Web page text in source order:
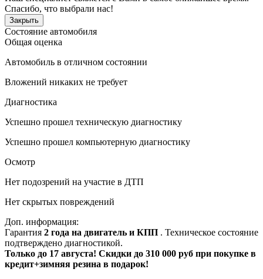
Спасибо, что выбрали нас!
Закрыть
Состояние автомобиля
Общая оценка
Автомобиль в отличном состоянии
Вложений никаких не требует
Диагностика
Успешно прошел техническую диагностику
Успешно прошел компьютерную диагностику
Осмотр
Нет подозрений на участие в ДТП
Нет скрытых повреждений
Доп. информация:
Гарантия 2 года на двигатель и КПП . Техническое состояние
подтверждено диагностикой.
Только до 17 августа! Скидки до 310 000 руб при покупке в
кредит+зимняя резина в подарок!